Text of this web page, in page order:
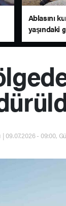
Ablasını
yaşındaki
09.07.2026 - 09:00,